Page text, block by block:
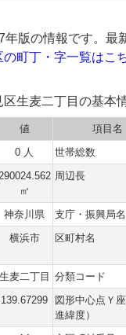
版の情報です。最
町丁・字一覧はこ
生麦二丁目の基本
値 項目名
0 人 世帯総数
㎡
周辺長
神奈川県
支庁・振興局名
横浜市 区町村名
生麦二丁目 分類コード
139.67299
図形中心点Ｙ
進緯度）